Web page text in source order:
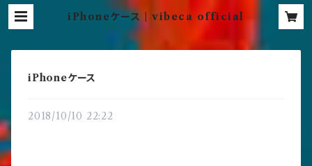
iPhoneケース | vibeca official
iPhoneケース
2018/10/10 22:22